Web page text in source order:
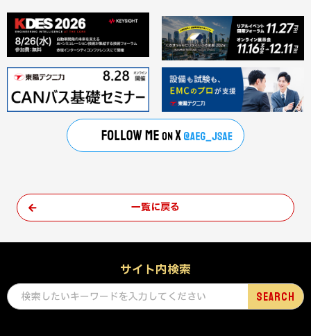
一覧に戻る
サイト内検索